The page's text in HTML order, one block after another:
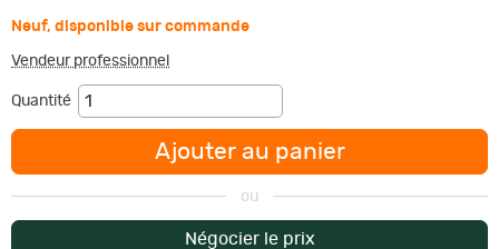
Neuf, disponible sur commande
Vendeur professionnel
Quantité
Ajouter au panier
ou
Négocier le prix